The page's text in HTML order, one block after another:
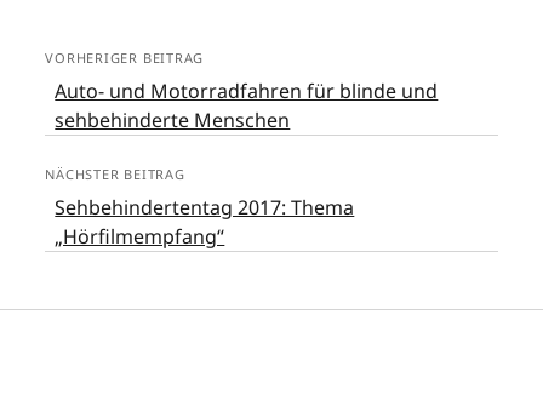
VORHERIGER BEITRAG
Auto- und Motorradfahren für blinde und
sehbehinderte Menschen
NÄCHSTER BEITRAG
Sehbehindertentag 2017: Thema
„Hörfilmempfang“